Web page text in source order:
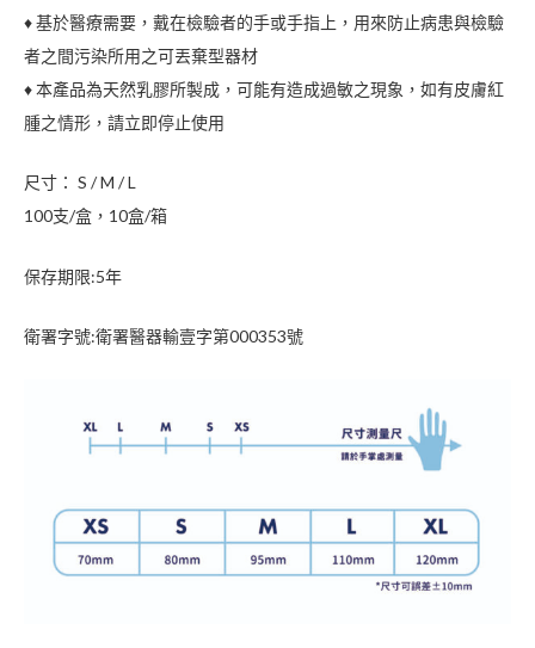
♦ 基於醫療需要，戴在檢驗者的手或手指上，用來防止病患與檢驗
者之間污染所用之可丟棄型器材
♦ 本產品為天然乳膠所製成，可能有造成過敏之現象，如有皮膚紅
腫之情形，請立即停止使用
尺寸： S / M / L
100支/盒，10盒/箱
保存期限:5年
衛署字號:衛署醫器輸壹字第000353號